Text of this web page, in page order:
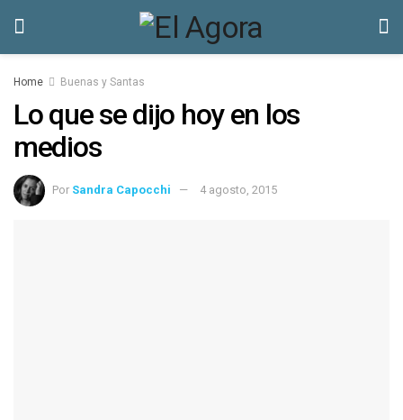
Home Buenas y Santas
Lo que se dijo hoy en los
medios
Por Sandra Capocchi 4 agosto, 2015